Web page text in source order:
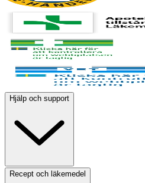
Hjälp och support
Recept och läkemedel